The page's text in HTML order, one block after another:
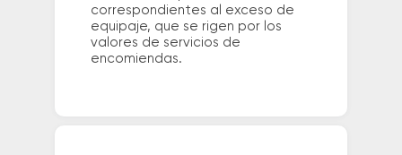
correspondientes al exceso de
equipaje, que se rigen por los
valores de servicios de
encomiendas.